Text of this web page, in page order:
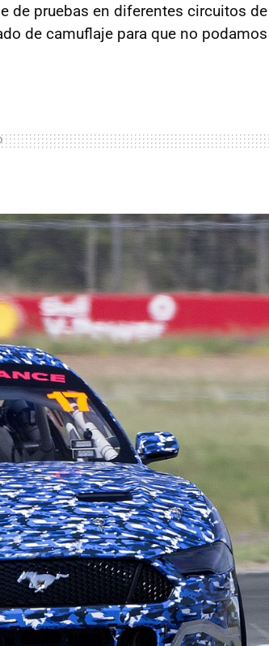
de pruebas en diferentes circuitos de
de camuflaje para que no podamos